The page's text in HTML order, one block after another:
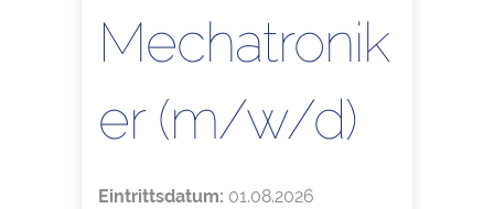
Mechatronik
er (m/w/d)
Eintrittsdatum: 01.08.2026